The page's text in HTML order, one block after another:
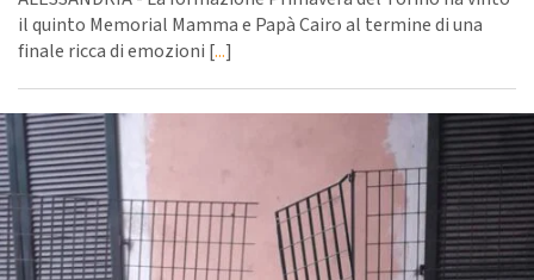
il quinto Memorial Mamma e Papà Cairo al termine di una
finale ricca di emozioni [...]